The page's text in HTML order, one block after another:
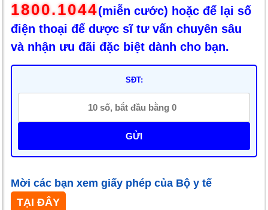
1800.1044(miễn cước) hoặc để lại số
điện thoại để dược sĩ tư vấn chuyên sâu
và nhận ưu đãi đặc biệt dành cho bạn.
SĐT:
GỬI
Mời các bạn xem giấy phép của Bộ y tế
TẠI ĐÂY